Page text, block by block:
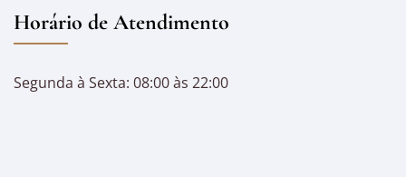
Horário de Atendimento
Segunda à Sexta: 08:00 às 22:00